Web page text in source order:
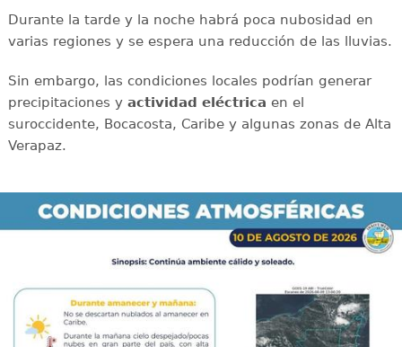
Durante la tarde y la noche habrá poca nubosidad en
varias regiones y se espera una reducción de las lluvias.
Sin embargo, las condiciones locales podrían generar
precipitaciones y actividad eléctrica en el
suroccidente, Bocacosta, Caribe y algunas zonas de Alta
Verapaz.